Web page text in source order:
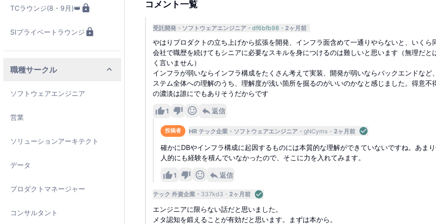
TCラウンジ(8・9月)👑
SIプライベートラウンジ
職種サークル
ソフトウェアエンジニア
営業
ソリューションアーキテクト
データ
プロダクトマネージャー
コンサルタント
コメント一覧
受託開発 ソフトウェアエンジニア df6bfb98 2ヶ月前
やはりプロダクトの立ち上げから拡張を開発、インフラ面含めて一通りやらないと、いくら
会社で職歴を続けてもシニアに必要なスキルを身につけるのは難しいと思います（無理だと
く言いません）
インフラが弱いならインフラ構成をたくさん考えて実装、開発が弱いならバックエンドなど
ステム全体への理解のうち、理解度が浅い箇所を掘るのがいいのかなと感じました。得意不
の濃淡は誰にでもありそうだからです
1 返信
投稿者 HR テック企業 ソフトウェアエンジニア gNCymx 2ヶ月前
確かにDBやインフラ構成に起因するものには本質的な理解ができていないですね。あま
人的にも経験を積んでいなかったので、そこに力を入れてみます。
1 返信
テック 外資企業 337kd3 2ヶ月前
エンジニアに限らない話だと思いました。
メタ認知を鍛えることが有効だと思います。まずは本から。